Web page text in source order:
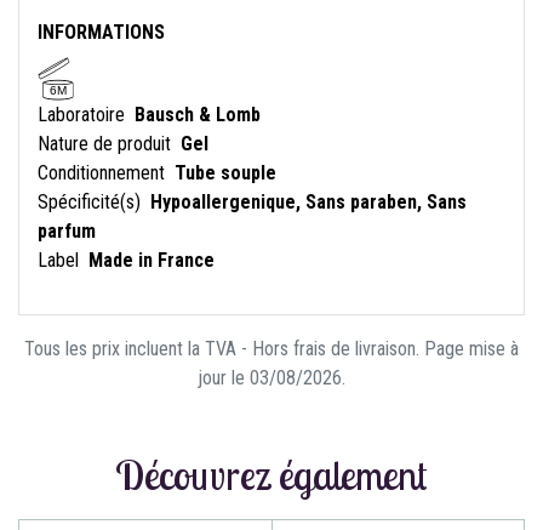
INFORMATIONS
6M
Laboratoire Bausch & Lomb
Nature de produit Gel
Conditionnement Tube souple
Spécificité(s) Hypoallergenique, Sans paraben, Sans
parfum
Label Made in France
Tous les prix incluent la TVA - Hors frais de livraison. Page mise à
jour le 03/08/2026.
Découvrez également